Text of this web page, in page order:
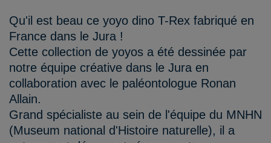
Qu'il est beau ce yoyo dino T-Rex fabriqué en
France dans le Jura !
Cette collection de yoyos a été dessinée par
notre équipe créative dans le Jura en
collaboration avec le paléontologue Ronan
Allain.
Grand spécialiste au sein de l'équipe du MNHN
(Museum national d'Histoire naturelle), il a